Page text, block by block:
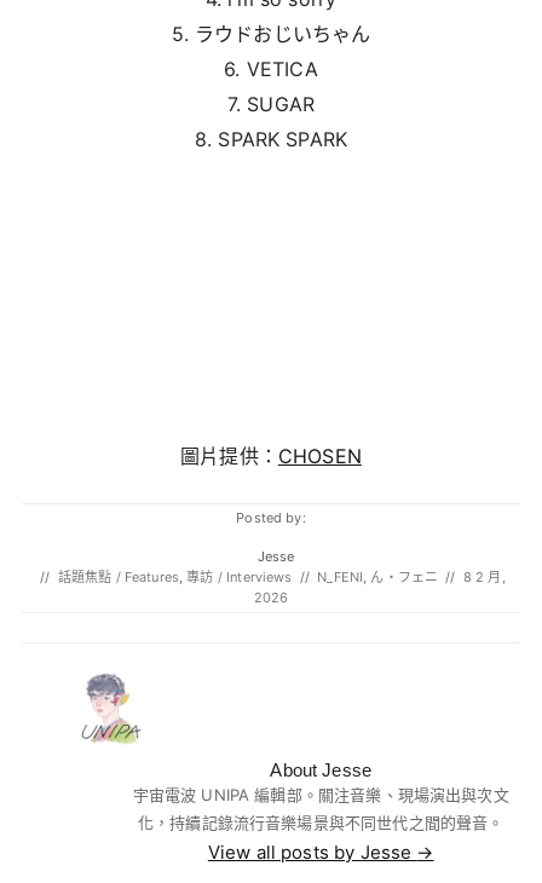
5. ラウドおじいちゃん
6. VETICA
7. SUGAR
8. SPARK SPARK
圖片提供： CHOSEN
Posted by:
Jesse
// 話題焦點 / Features,專訪 / Interviews // N_FENI, ん・フェニ // 8 2 月,
2026
About Jesse
宇宙電波 UNIPA 編輯部。關注音樂、現場演出與次文
化，持續記錄流行音樂場景與不同世代之間的聲音。
View all posts by Jesse →